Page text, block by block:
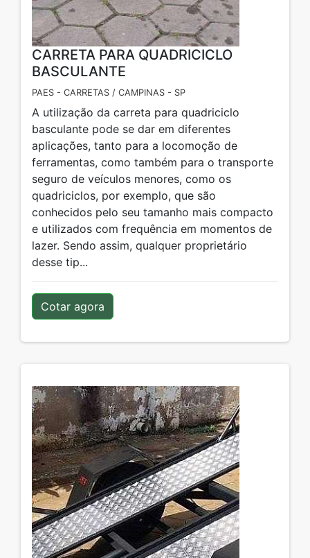
CARRETA PARA QUADRICICLO
BASCULANTE
PAES - CARRETAS / CAMPINAS - SP
A utilização da carreta para quadriciclo
basculante pode se dar em diferentes
aplicações, tanto para a locomoção de
ferramentas, como também para o transporte
seguro de veículos menores, como os
quadriciclos, por exemplo, que são
conhecidos pelo seu tamanho mais compacto
e utilizados com frequência em momentos de
lazer. Sendo assim, qualquer proprietário
desse tip...
Cotar agora